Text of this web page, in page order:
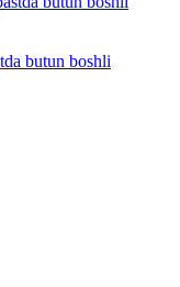
butun boshli